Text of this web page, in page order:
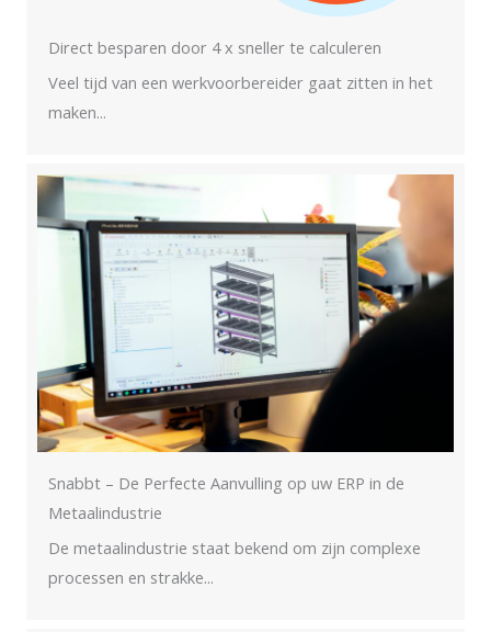
Direct besparen door 4 x sneller te calculeren
Veel tijd van een werkvoorbereider gaat zitten in het
maken...
Snabbt – De Perfecte Aanvulling op uw ERP in de
Metaalindustrie
De metaalindustrie staat bekend om zijn complexe
processen en strakke...